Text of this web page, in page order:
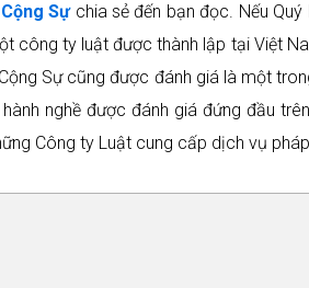
Sựchia sẻ đến bạn đọc. Nếu
công ty luật được thành lập tại Việt
Sự cũng được đánh giá là một
hành nghề được đánh giá đứng đầu
Công ty Luật cung cấp dịch vụ